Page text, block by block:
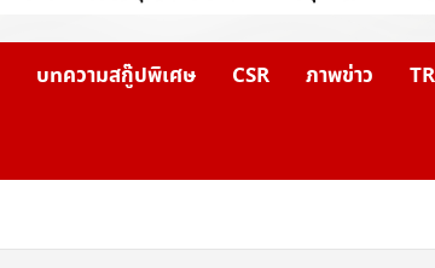
บทความสกู๊ปพิเศษ CSR ภาพข่าว